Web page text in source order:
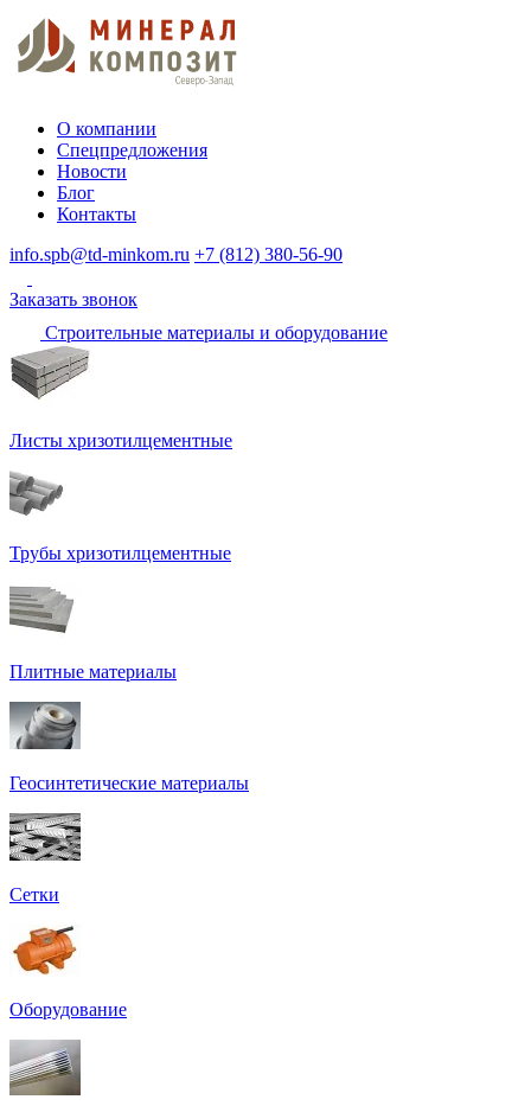
О компании
Спецпредложения
Новости
Блог
Контакты
info.spb@td-minkom.ru +7 (812) 380-56-90
Заказать звонок
Строительные материалы и оборудование
Листы хризотилцементные
Трубы хризотилцементные
Плитные материалы
Геосинтетические материалы
Сетки
Оборудование